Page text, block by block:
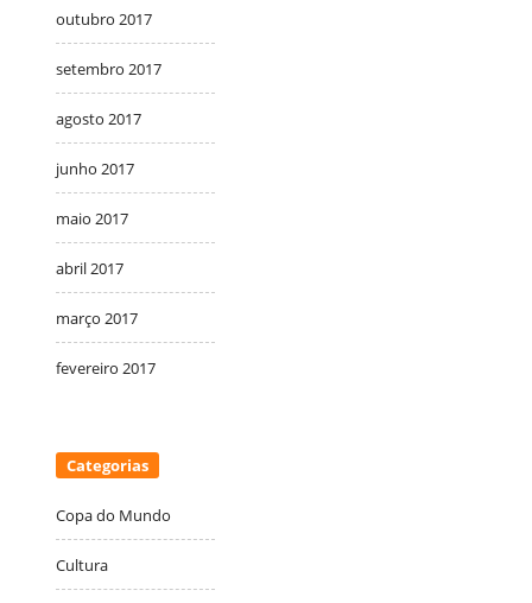
outubro 2017
setembro 2017
agosto 2017
junho 2017
maio 2017
abril 2017
março 2017
fevereiro 2017
Categorias
Copa do Mundo
Cultura